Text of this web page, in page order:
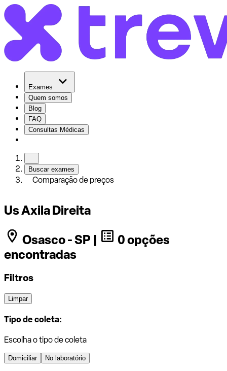
Exames
Quem somos
Blog
FAQ
Consultas Médicas
Buscar exames
Comparação de preços
Us Axila Direita
Osasco - SP |
0 opções
encontradas
Filtros
Limpar
Tipo de coleta:
Escolha o tipo de coleta
Domiciliar No laboratório